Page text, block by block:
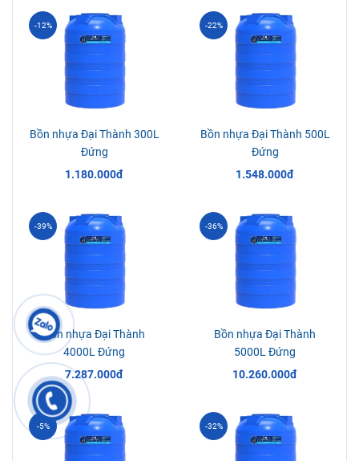
Bồn nhựa Đại Thành 300L
Đứng
1.180.000đ
-12%
Bồn nhựa Đại Thành 500L
Đứng
1.548.000đ
-22%
Bồn nhựa Đại Thành
4000L Đứng
7.287.000đ
-39%
Bồn nhựa Đại Thành
5000L Đứng
10.260.000đ
-36%
-5% -32%